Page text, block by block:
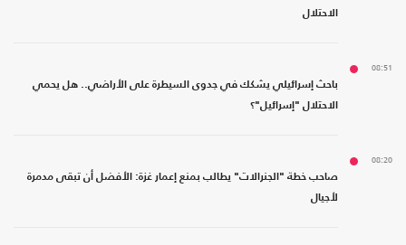
الاحتلال
08:51
باحث إسرائيلي يشكك في جدوى السيطرة على الأراضي.. هل يحمي
الاحتلال "إسرائيل"؟
08:20
صاحب خطة "الجنرالات" يطالب بمنع إعمار غزة: الأفضل أن تبقى مدمرة
لأجيال